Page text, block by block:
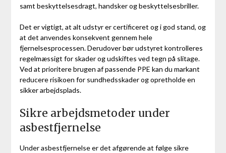
samt beskyttelsesdragt, handsker og beskyttelsesbriller.
Det er vigtigt, at alt udstyr er certificeret og i god stand, og
at det anvendes konsekvent gennem hele
fjernelsesprocessen. Derudover bør udstyret kontrolleres
regelmæssigt for skader og udskiftes ved tegn på slitage.
Ved at prioritere brugen af passende PPE kan du markant
reducere risikoen for sundhedsskader og opretholde en
sikker arbejdsplads.
Sikre arbejdsmetoder under
asbestfjernelse
Under asbestfjernelse er det afgørende at følge sikre